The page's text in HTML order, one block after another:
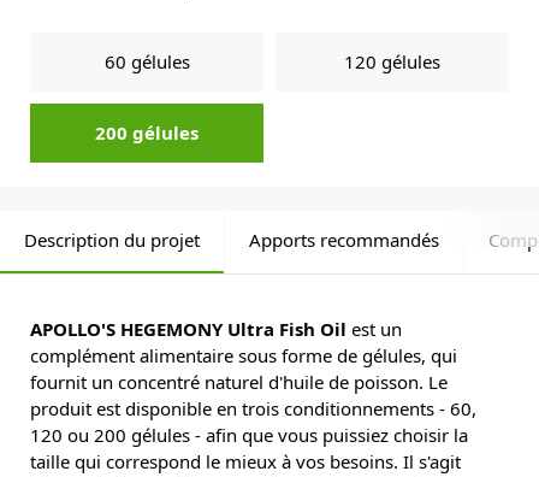
60 gélules 120 gélules
200 gélules
Description du projet Apports recommandés
APOLLO'S HEGEMONY Ultra Fish Oil est un
complément alimentaire sous forme de gélules, qui
fournit un concentré naturel d'huile de poisson. Le
produit est disponible en trois conditionnements - 60,
120 ou 200 gélules - afin que vous puissiez choisir la
taille qui correspond le mieux à vos besoins. Il s'agit